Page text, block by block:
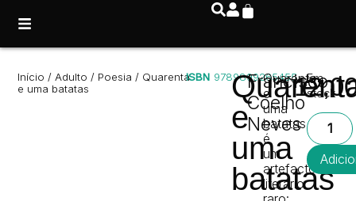
Início / Adulto / Poesia / Quarenta
e uma batatas
ISBN 9789899265455
e
uma
batatas
Francisco
Coelho
Neves
Quarenta
e
uma
batatas
é
um
artefacto
literário
Em
stock